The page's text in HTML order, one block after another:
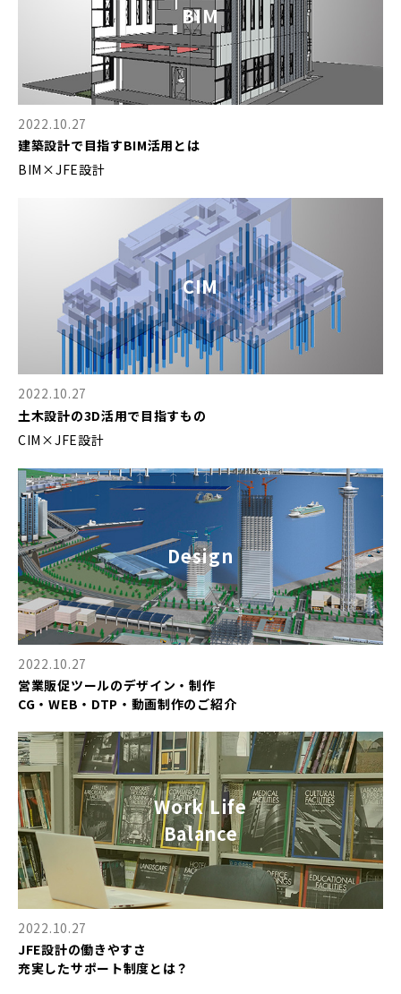
BIM
2022.10.27
建築設計で目指すBIM活用とは
BIM×JFE設計
CIM
2022.10.27
土木設計の3D活用で目指すもの
CIM×JFE設計
Design
2022.10.27
営業販促ツールのデザイン・制作
CG・WEB・DTP・動画制作のご紹介
Work Life
Balance
2022.10.27
JFE設計の働きやすさ
充実したサポート制度とは？